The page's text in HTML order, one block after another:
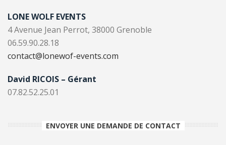
LONE WOLF EVENTS
4 Avenue Jean Perrot, 38000 Grenoble
06.59.90.28.18
contact@lonewof-events.com
David RICOIS – Gérant
07.82.52.25.01
ENVOYER UNE DEMANDE DE CONTACT